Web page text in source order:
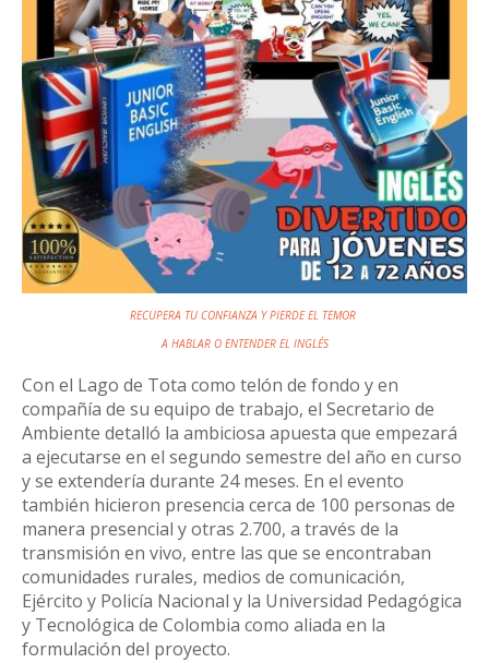
RECUPERA TU CONFIANZA Y PIERDE EL TEMOR
A HABLAR O ENTENDER EL INGLÉS
Con el Lago de Tota como telón de fondo y en
compañía de su equipo de trabajo, el Secretario de
Ambiente detalló la ambiciosa apuesta que empezará
a ejecutarse en el segundo semestre del año en curso
y se extendería durante 24 meses. En el evento
también hicieron presencia cerca de 100 personas de
manera presencial y otras 2.700, a través de la
transmisión en vivo, entre las que se encontraban
comunidades rurales, medios de comunicación,
Ejército y Policía Nacional y la Universidad Pedagógica
y Tecnológica de Colombia como aliada en la
formulación del proyecto.